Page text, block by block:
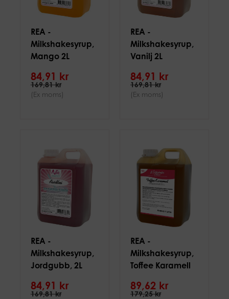
REA -
Milkshakesyrup,
Mango 2L
84,91 kr
169,81 kr
(Ex moms)
REA -
Milkshakesyrup,
Vanilj 2L
84,91 kr
169,81 kr
(Ex moms)
REA -
Milkshakesyrup,
Jordgubb, 2L
84,91 kr
169,81 kr
REA -
Milkshakesyrup,
Toffee Karamell
89,62 kr
179,25 kr